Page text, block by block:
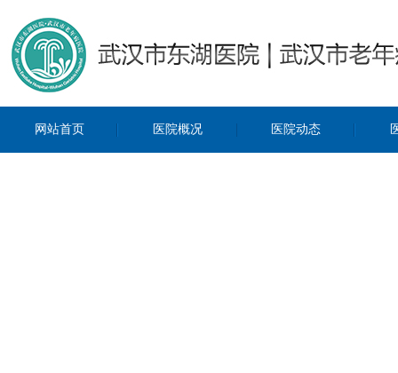
网站首页 医院概况 医院动态